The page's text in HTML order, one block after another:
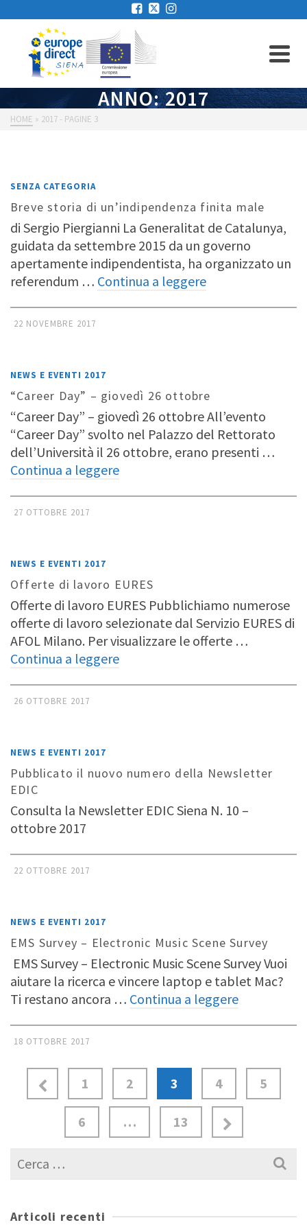
ANNO: 2017
HOME » 2017 - PAGINE 3
SENZA CATEGORIA
Breve storia di un’indipendenza finita male
di Sergio Piergianni La Generalitat de Catalunya,
guidata da settembre 2015 da un governo
apertamente indipendentista, ha organizzato un
referendum … Continua a leggere
22 NOVEMBRE 2017
NEWS E EVENTI 2017
“Career Day” – giovedì 26 ottobre
“Career Day” – giovedì 26 ottobre All’evento
“Career Day” svolto nel Palazzo del Rettorato
dell’Università il 26 ottobre, erano presenti …
Continua a leggere
27 OTTOBRE 2017
NEWS E EVENTI 2017
Offerte di lavoro EURES
Offerte di lavoro EURES Pubblichiamo numerose
offerte di lavoro selezionate dal Servizio EURES di
AFOL Milano. Per visualizzare le offerte …
Continua a leggere
26 OTTOBRE 2017
NEWS E EVENTI 2017
Pubblicato il nuovo numero della Newsletter
EDIC
Consulta la Newsletter EDIC Siena N. 10 –
ottobre 2017
22 OTTOBRE 2017
NEWS E EVENTI 2017
EMS Survey – Electronic Music Scene Survey
EMS Survey – Electronic Music Scene Survey Vuoi
aiutare la ricerca e vincere laptop e tablet Mac?
Ti restano ancora … Continua a leggere
18 OTTOBRE 2017
1 2 3 4 5
6 …
13
Cerca
per:
Articoli recenti